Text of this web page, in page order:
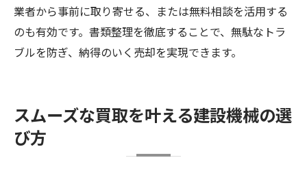
業者から事前に取り寄せる、または無料相談を活用する
のも有効です。書類整理を徹底することで、無駄なトラ
ブルを防ぎ、納得のいく売却を実現できます。
スムーズな買取を叶える建設機械の選
び方